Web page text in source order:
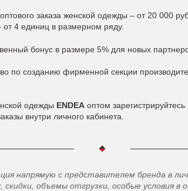
заказа женской одежды – от 20 000
4 единиц в размерном ряду.
бонус в размере 5% для новых
по созданию фирменной секции
одежды ENDEA оптом
внутри личного кабинета.
напрямую с представителем бренда в
скидки, объемы отгрузки, особые условия в